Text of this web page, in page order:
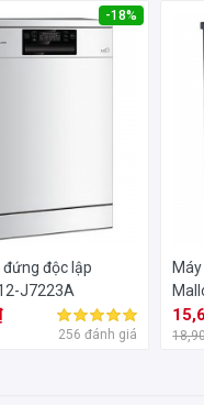
-18%
độc lập
J7223A
256 đánh giá